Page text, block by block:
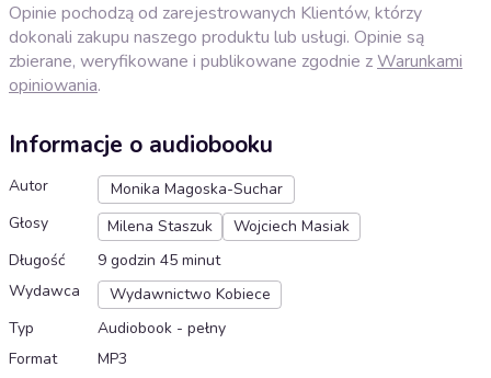
Opinie pochodzą od zarejestrowanych Klientów, którzy
dokonali zakupu naszego produktu lub usługi. Opinie są
zbierane, weryfikowane i publikowane zgodnie zWarunkami
opiniowania.
Informacje o audiobooku
Autor
Monika Magoska-Suchar
Głosy
Milena Staszuk
Wojciech Masiak
Długość
9 godzin 45 minut
Wydawca
Wydawnictwo Kobiece
Typ
Audiobook - pełny
Format
MP3